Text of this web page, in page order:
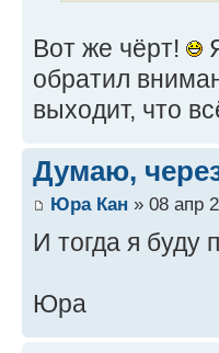
Вот же чёрт!
обратил
выходит, что
Думаю,
Юра Кан » 08 апр
И тогда я буду
Юра